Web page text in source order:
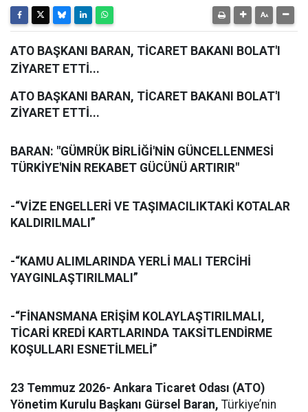
ATO BAŞKANI BARAN, TİCARET BAKANI BOLAT'I
ZİYARET ETTİ...
ATO BAŞKANI BARAN, TİCARET BAKANI BOLAT'I
ZİYARET ETTİ...
BARAN: "GÜMRÜK BİRLİĞİ'NİN GÜNCELLENMESİ
TÜRKİYE'NİN REKABET GÜCÜNÜ ARTIRIR"
-“VİZE ENGELLERİ VE TAŞIMACILIKTAKİ KOTALAR
KALDIRILMALI”
-“KAMU ALIMLARINDA YERLİ MALI TERCİHİ
YAYGINLAŞTIRILMALI”
-“FİNANSMANA ERİŞİM KOLAYLAŞTIRILMALI,
TİCARİ KREDİ KARTLARINDA TAKSİTLENDİRME
KOŞULLARI ESNETİLMELİ”
23 Temmuz 2026- Ankara Ticaret Odası (ATO)
Yönetim Kurulu Başkanı Gürsel Baran, Türkiye’nin